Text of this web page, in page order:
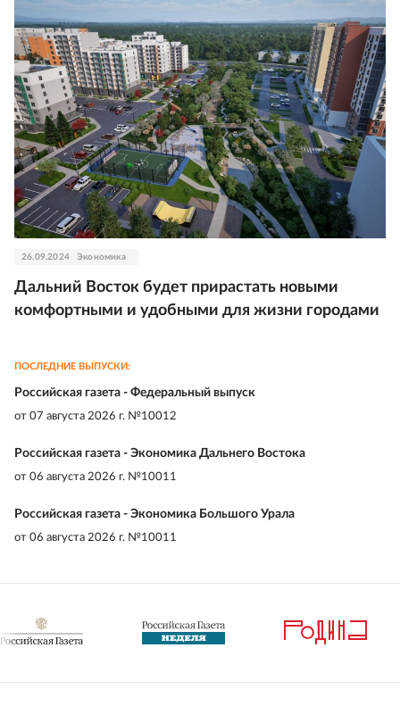
26.09.2024 Экономика
Дальний Восток будет прирастать новыми
комфортными и удобными для жизни городами
ПОСЛЕДНИЕ ВЫПУСКИ:
Российская газета - Федеральный выпуск
от 07 августа 2026 г. №10012
Российская газета - Экономика Дальнего Востока
от 06 августа 2026 г. №10011
Российская газета - Экономика Большого Урала
от 06 августа 2026 г. №10011